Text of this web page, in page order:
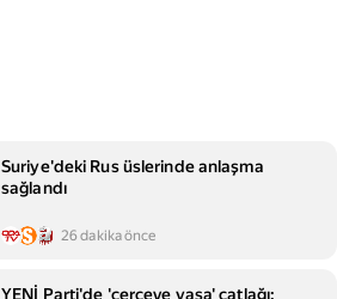
Suriye'deki Rus üslerinde anlaşma
sağlandı
26 dakika önce
YENİ Parti'de 'çerçeve yasa' çatlağı: